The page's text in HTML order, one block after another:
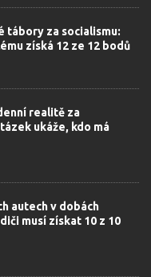
tábory za socialismu:
získá 12 ze 12 bodů
realitě za
ukáže, kdo má
autech v dobách
musí získat 10 z 10